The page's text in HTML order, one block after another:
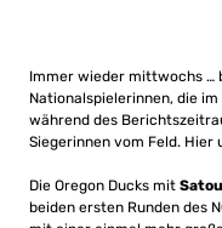
Immer wieder mittwochs …
Nationalspielerinnen, die
während des
Siegerinnen vom Feld.
Die Oregon Ducks mit
beiden ersten Runden des